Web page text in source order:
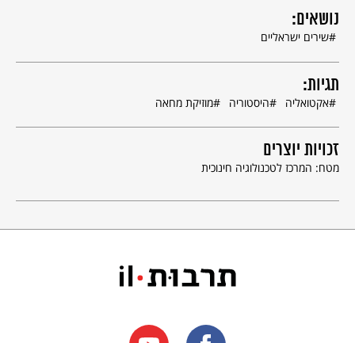
נושאים:
שירים ישראליים
תגיות:
אקטואליה היסטוריה מוזיקת מחאה
זכויות יוצרים
מטח: המרכז לטכנולוגיה חינוכית